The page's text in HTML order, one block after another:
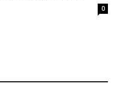
0